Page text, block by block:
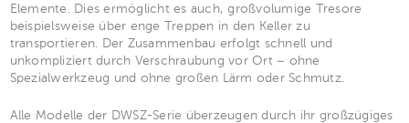
Elemente. Dies ermöglicht es auch, großvolumige Tresore
beispielsweise über enge Treppen in den Keller zu
transportieren. Der Zusammenbau erfolgt schnell und
unkompliziert durch Verschraubung vor Ort – ohne
Spezialwerkzeug und ohne großen Lärm oder Schmutz.
Alle Modelle der DWSZ-Serie überzeugen durch ihr großzügiges